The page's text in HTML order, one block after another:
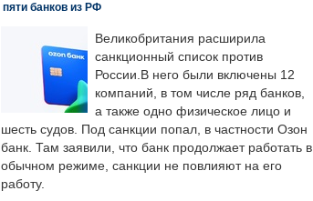
пяти банков из РФ
Великобритания расширила
санкционный список против
России.В него были включены 12
компаний, в том числе ряд банков,
а также одно физическое лицо и
шесть судов. Под санкции попал, в частности Озон
банк. Там заявили, что банк продолжает работать в
обычном режиме, санкции не повлияют на его
работу.